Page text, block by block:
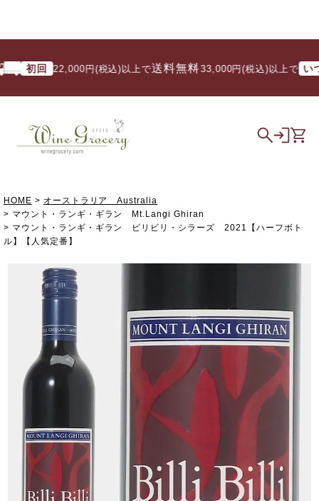
初回 22,000円(税込)以上で送料無料/ 33,000円(税込)以上で いつで
HOME
オーストラリア Australia
マウント・ランギ・ギラン Mt.Langi Ghiran
マウント・ランギ・ギラン ビリビリ・シラーズ 2021【ハーフボト
ル】【人気定番】